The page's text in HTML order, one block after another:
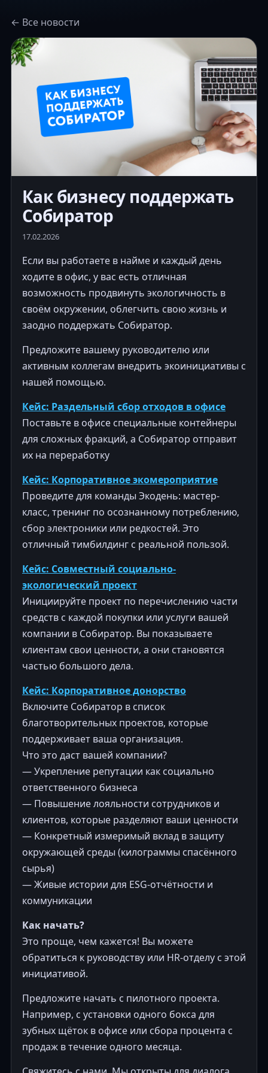
← Все новости
Как бизнесу поддержать
Собиратор
17.02.2026
Если вы работаете в найме и каждый день
ходите в офис, у вас есть отличная
возможность продвинуть экологичность в
своём окружении, облегчить свою жизнь и
заодно поддержать Собиратор.
Предложите вашему руководителю или
активным коллегам внедрить экоинициативы с
нашей помощью.
Кейс: Раздельный сбор отходов в офисе
Поставьте в офисе специальные контейнеры
для сложных фракций, а Собиратор отправит
их на переработку
Кейс: Корпоративное экомероприятие
Проведите для команды Экодень: мастер-
класс, тренинг по осознанному потреблению,
сбор электроники или редкостей. Это
отличный тимбилдинг с реальной пользой.
Кейс: Совместный социально-
экологический проект
Инициируйте проект по перечислению части
средств с каждой покупки или услуги вашей
компании в Собиратор. Вы показываете
клиентам свои ценности, а они становятся
частью большого дела.
Кейс: Корпоративное донорство
Включите Собиратор в список
благотворительных проектов, которые
поддерживает ваша организация.
Что это даст вашей компании?
— Укрепление репутации как социально
ответственного бизнеса
— Повышение лояльности сотрудников и
клиентов, которые разделяют ваши ценности
— Конкретный измеримый вклад в защиту
окружающей среды (килограммы спасённого
сырья)
— Живые истории для ESG-отчётности и
коммуникации
Как начать?
Это проще, чем кажется! Вы можете
обратиться к руководству или HR-отделу с этой
инициативой.
Предложите начать с пилотного проекта.
Например, с установки одного бокса для
зубных щёток в офисе или сбора процента с
продаж в течение одного месяца.